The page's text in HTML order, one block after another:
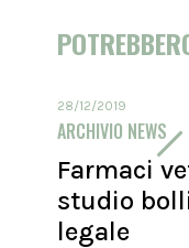
28/12/2019
ARCHIVIO NEWS
Farmaci
studio
legale